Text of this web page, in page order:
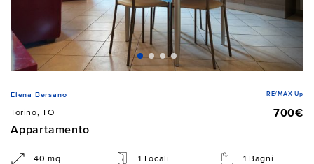
Elena Bersano RE/MAX Up
Torino, TO
700€
Appartamento
40 mq 1 Locali 1 Bagni